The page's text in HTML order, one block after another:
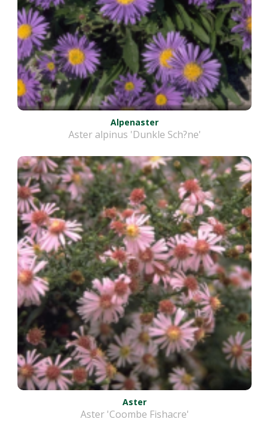
Alpenaster
Aster alpinus 'Dunkle Sch?ne'
Aster
Aster 'Coombe Fishacre'